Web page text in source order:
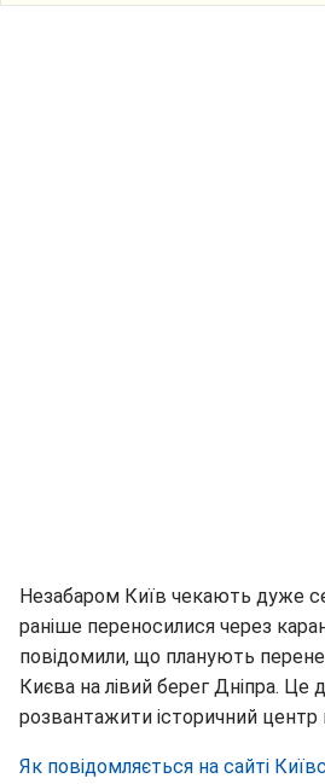
Незабаром Київ чекають дуже
раніше переносилися через
повідомили, що планують
Києва на лівий берег Дніпра. Це
розвантажити історичний центр
Як повідомляється на сайті